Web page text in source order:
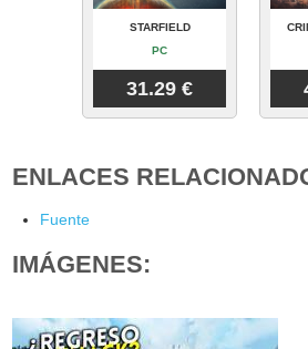
STARFIELD
PC
31.29 €
ENLACES
Fuente
IMÁGENES: